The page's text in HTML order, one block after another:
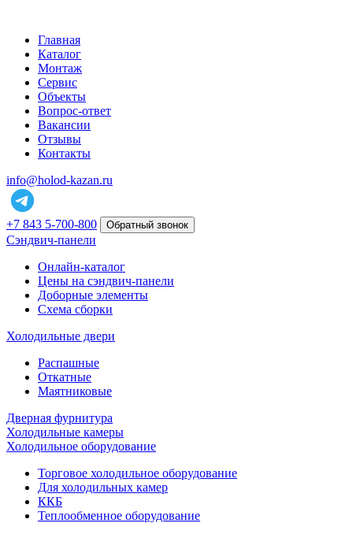
Главная
Каталог
Монтаж
Сервис
Объекты
Вопрос-ответ
Вакансии
Отзывы
Контакты
info@holod-kazan.ru
+7 843 5-700-800 Обратный звонок
Сэндвич-панели
Онлайн-каталог
Цены на сэндвич-панели
Доборные элементы
Схема сборки
Холодильные двери
Распашные
Откатные
Маятниковые
Дверная фурнитура
Холодильные камеры
Холодильное оборудование
Торговое холодильное оборудование
Для холодильных камер
ККБ
Теплообменное оборудование